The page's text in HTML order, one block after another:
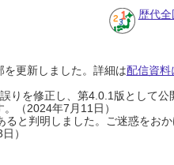
歴代
更新しました。詳細は配信資料
りを修正し、第4.0.1版として
（2024年7月11日）
と判明しました。ご迷惑をお
）